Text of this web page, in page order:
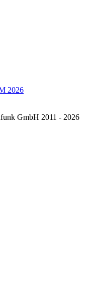
2026
GmbH 2011 - 2026